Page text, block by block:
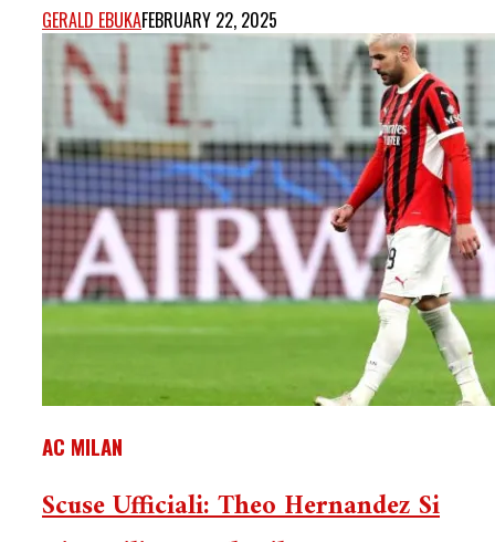
GERALD EBUKAFEBRUARY 22, 2025
AC MILAN
Scuse Ufficiali: Theo Hernandez Si